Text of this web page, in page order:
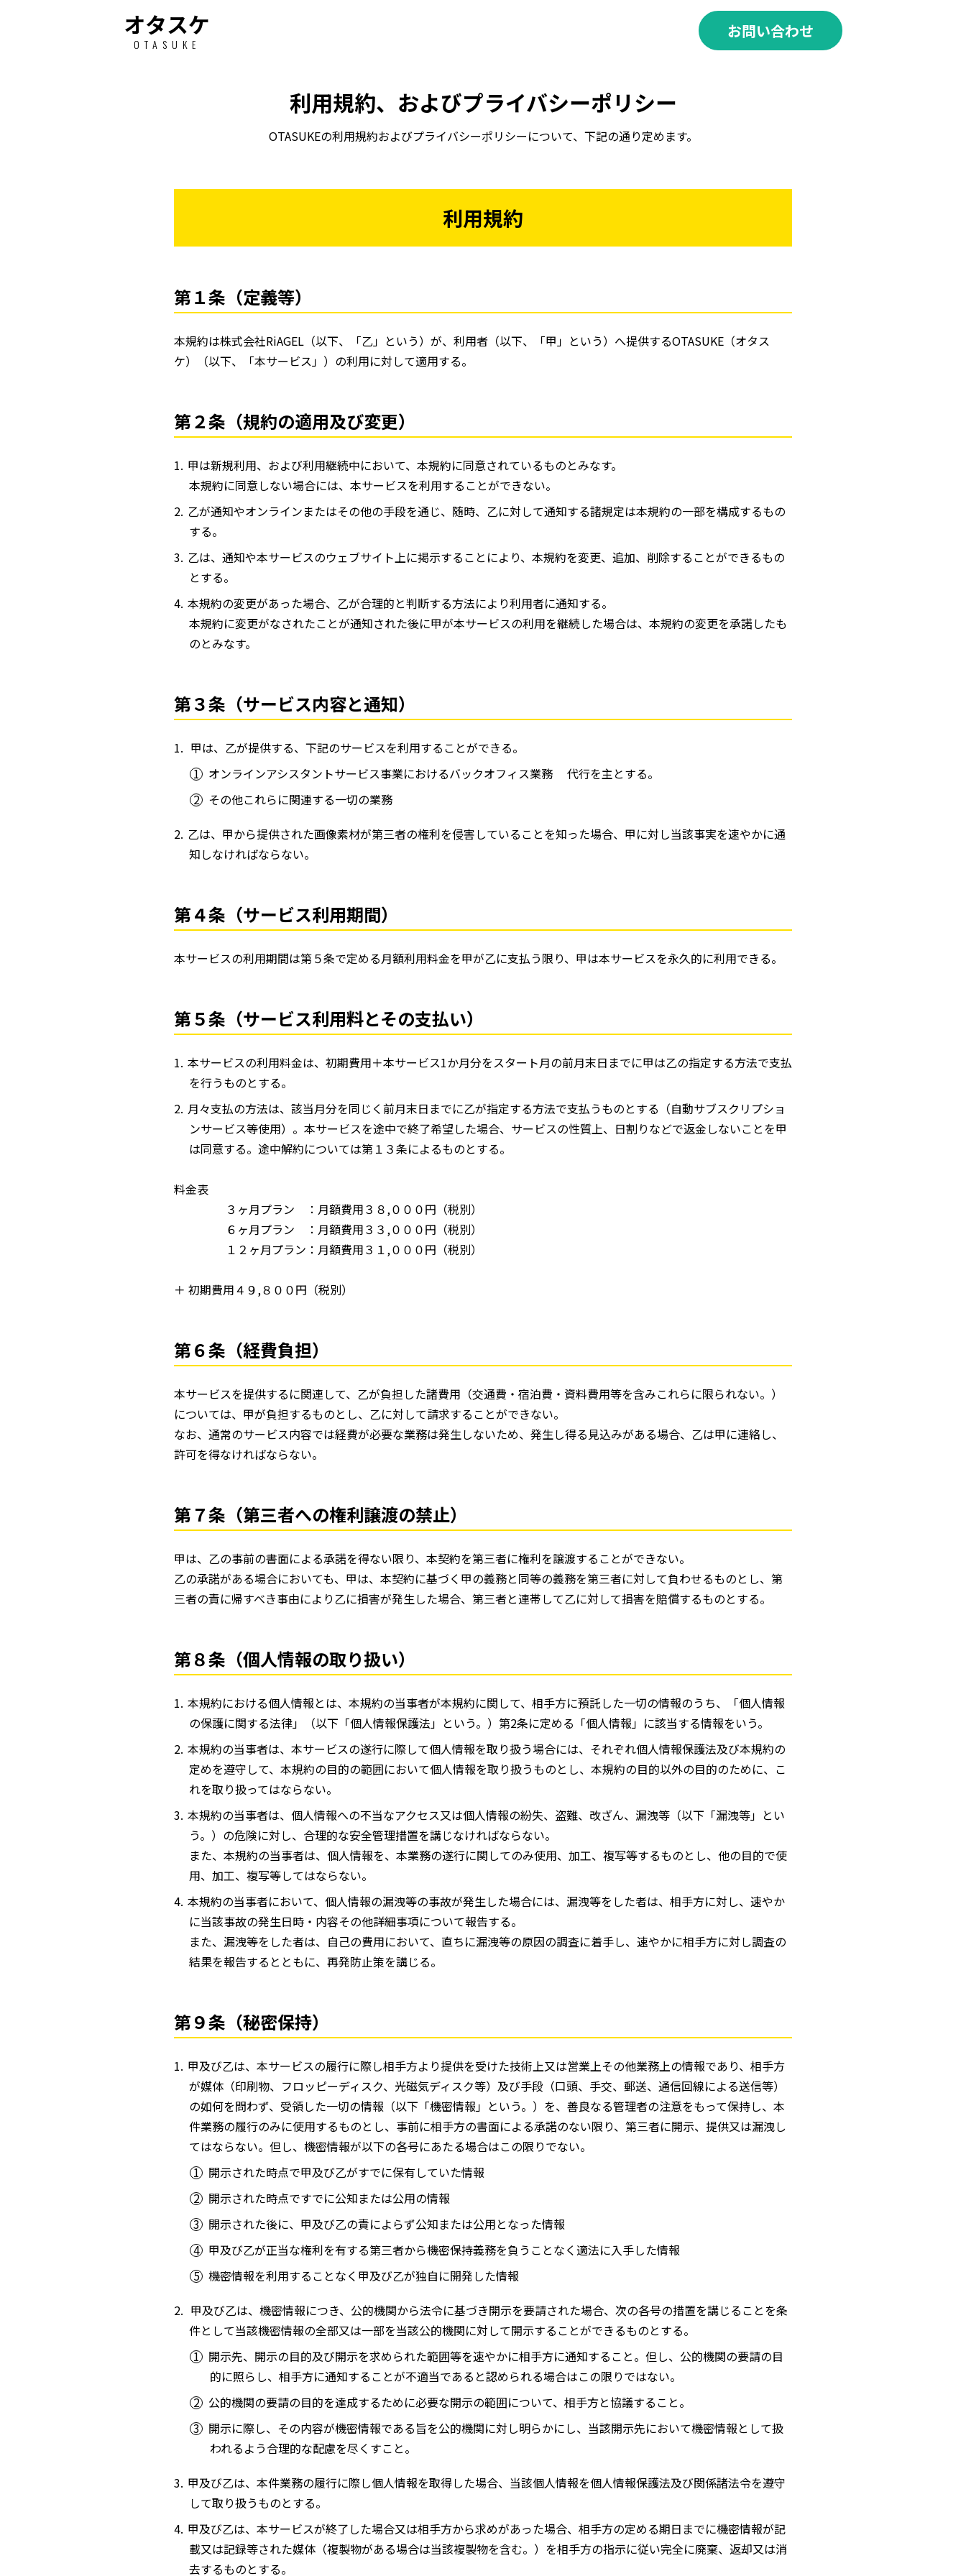
オタスケ
OTASUKE
お問い合わせ
利用規約、およびプライバシーポリシー
OTASUKEの利用規約およびプライバシーポリシーについて、下記の通り定めます。
利用規約
第１条（定義等）
本規約は株式会社RiAGEL（以下、「乙」という）が、利用者（以下、「甲」という）へ提供するOTASUKE（オタス
ケ）（以下、「本サービス」）の利用に対して適用する。
第２条（規約の適用及び変更）
甲は新規利用、および利用継続中において、本規約に同意されているものとみなす。
本規約に同意しない場合には、本サービスを利用することができない。
乙が通知やオンラインまたはその他の手段を通じ、随時、乙に対して通知する諸規定は本規約の一部を構成するもの
する。
乙は、通知や本サービスのウェブサイト上に掲示することにより、本規約を変更、追加、削除することができるもの
とする。
本規約の変更があった場合、乙が合理的と判断する方法により利用者に通知する。
本規約に変更がなされたことが通知された後に甲が本サービスの利用を継続した場合は、本規約の変更を承諾したも
のとみなす。
第３条（サービス内容と通知）
甲は、乙が提供する、下記のサービスを利用することができる。
オンラインアシスタントサービス事業におけるバックオフィス業務 代行を主とする。
その他これらに関連する一切の業務
乙は、甲から提供された画像素材が第三者の権利を侵害していることを知った場合、甲に対し当該事実を速やかに通
知しなければならない。
第４条（サービス利用期間）
本サービスの利用期間は第５条で定める月額利用料金を甲が乙に支払う限り、甲は本サービスを永久的に利用できる。
第５条（サービス利用料とその支払い）
本サービスの利用料金は、初期費用＋本サービス1か月分をスタート月の前月末日までに甲は乙の指定する方法で支払
を行うものとする。
月々支払の方法は、該当月分を同じく前月末日までに乙が指定する方法で支払うものとする（自動サブスクリプショ
ンサービス等使用）。本サービスを途中で終了希望した場合、サービスの性質上、日割りなどで返金しないことを甲
は同意する。途中解約については第１３条によるものとする。
料金表
３ヶ月プラン ：月額費用３８,０００円（税別）
６ヶ月プラン ：月額費用３３,０００円（税別）
１２ヶ月プラン：月額費用３１,０００円（税別）
＋ 初期費用４９,８００円（税別）
第６条（経費負担）
本サービスを提供するに関連して、乙が負担した諸費用（交通費・宿泊費・資料費用等を含みこれらに限られない。）
については、甲が負担するものとし、乙に対して請求することができない。
なお、通常のサービス内容では経費が必要な業務は発生しないため、発生し得る見込みがある場合、乙は甲に連絡し、
許可を得なければならない。
第７条（第三者への権利譲渡の禁止）
甲は、乙の事前の書面による承諾を得ない限り、本契約を第三者に権利を譲渡することができない。
乙の承諾がある場合においても、甲は、本契約に基づく甲の義務と同等の義務を第三者に対して負わせるものとし、第
三者の責に帰すべき事由により乙に損害が発生した場合、第三者と連帯して乙に対して損害を賠償するものとする。
第８条（個人情報の取り扱い）
本規約における個人情報とは、本規約の当事者が本規約に関して、相手方に預託した一切の情報のうち、「個人情報
の保護に関する法律」（以下「個人情報保護法」という。）第2条に定める「個人情報」に該当する情報をいう。
本規約の当事者は、本サービスの遂行に際して個人情報を取り扱う場合には、それぞれ個人情報保護法及び本規約の
定めを遵守して、本規約の目的の範囲において個人情報を取り扱うものとし、本規約の目的以外の目的のために、こ
れを取り扱ってはならない。
本規約の当事者は、個人情報への不当なアクセス又は個人情報の紛失、盗難、改ざん、漏洩等（以下「漏洩等」とい
う。）の危険に対し、合理的な安全管理措置を講じなければならない。
また、本規約の当事者は、個人情報を、本業務の遂行に関してのみ使用、加工、複写等するものとし、他の目的で使
用、加工、複写等してはならない。
本規約の当事者において、個人情報の漏洩等の事故が発生した場合には、漏洩等をした者は、相手方に対し、速やか
に当該事故の発生日時・内容その他詳細事項について報告する。
また、漏洩等をした者は、自己の費用において、直ちに漏洩等の原因の調査に着手し、速やかに相手方に対し調査の
結果を報告するとともに、再発防止策を講じる。
第９条（秘密保持）
甲及び乙は、本サービスの履行に際し相手方より提供を受けた技術上又は営業上その他業務上の情報であり、相手方
が媒体（印刷物、フロッピーディスク、光磁気ディスク等）及び手段（口頭、手交、郵送、通信回線による送信等）
の如何を問わず、受領した一切の情報（以下「機密情報」という。）を、善良なる管理者の注意をもって保持し、本
件業務の履行のみに使用するものとし、事前に相手方の書面による承諾のない限り、第三者に開示、提供又は漏洩し
てはならない。但し、機密情報が以下の各号にあたる場合はこの限りでない。
開示された時点で甲及び乙がすでに保有していた情報
開示された時点ですでに公知または公用の情報
開示された後に、甲及び乙の責によらず公知または公用となった情報
甲及び乙が正当な権利を有する第三者から機密保持義務を負うことなく適法に入手した情報
機密情報を利用することなく甲及び乙が独自に開発した情報
甲及び乙は、機密情報につき、公的機関から法令に基づき開示を要請された場合、次の各号の措置を講じることを条
件として当該機密情報の全部又は一部を当該公的機関に対して開示することができるものとする。
開示先、開示の目的及び開示を求められた範囲等を速やかに相手方に通知すること。但し、公的機関の要請の目
的に照らし、相手方に通知することが不適当であると認められる場合はこの限りではない。
公的機関の要請の目的を達成するために必要な開示の範囲について、相手方と協議すること。
開示に際し、その内容が機密情報である旨を公的機関に対し明らかにし、当該開示先において機密情報として扱
われるよう合理的な配慮を尽くすこと。
甲及び乙は、本件業務の履行に際し個人情報を取得した場合、当該個人情報を個人情報保護法及び関係諸法令を遵守
して取り扱うものとする。
甲及び乙は、本サービスが終了した場合又は相手方から求めがあった場合、相手方の定める期日までに機密情報が記
載又は記録等された媒体（複製物がある場合は当該複製物を含む。）を相手方の指示に従い完全に廃棄、返却又は消
去するものとする。